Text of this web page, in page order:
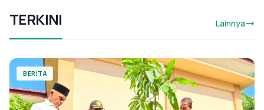
TERKINI Lainnya
BERITA